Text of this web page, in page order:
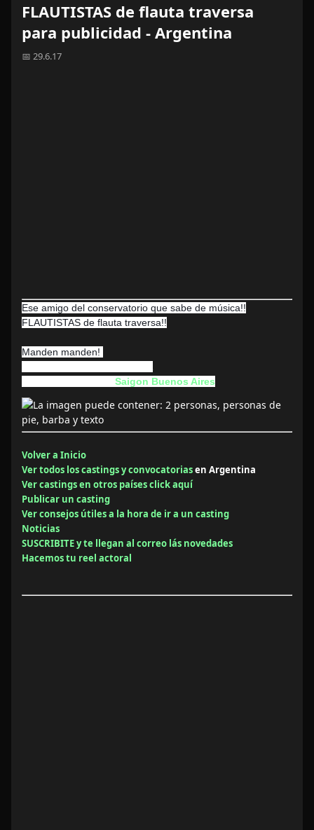
FLAUTISTAS de flauta traversa
para publicidad - Argentina
📅 29.6.17
Ese amigo del conservatorio que sabe de música!!
FLAUTISTAS de flauta traversa!!
Manden manden!
Saigon Buenos Aires
Volver a Inicio
Ver todos los castings y convocatoriasen Argentina
Ver castings en otros países click aquí
Publicar un casting
Ver consejos útiles a la hora de ir a un casting
Noticias
SUSCRIBITE y te llegan al correo lás novedades
Hacemos tu reel actoral